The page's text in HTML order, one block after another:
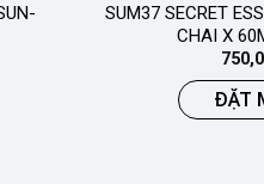
SUM37 SECRET
CHAI X
ĐẶT